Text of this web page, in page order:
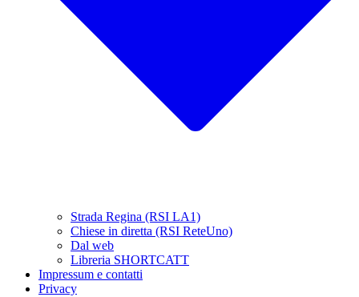
Strada Regina (RSI LA1)
Chiese in diretta (RSI ReteUno)
Dal web
Libreria SHORTCATT
Impressum e contatti
Privacy